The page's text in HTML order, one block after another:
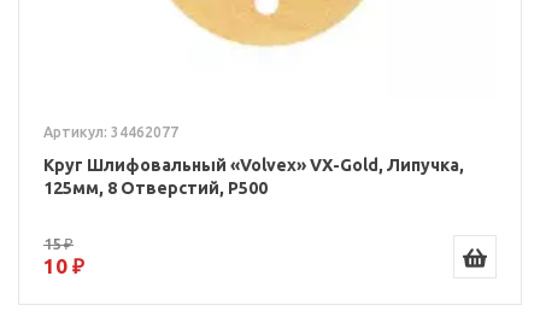
Артикул: 34462077
Круг Шлифовальный «Volvex» VX-Gold, Липучка,
125мм, 8 Отверстий, P500
15 ₽
10 ₽